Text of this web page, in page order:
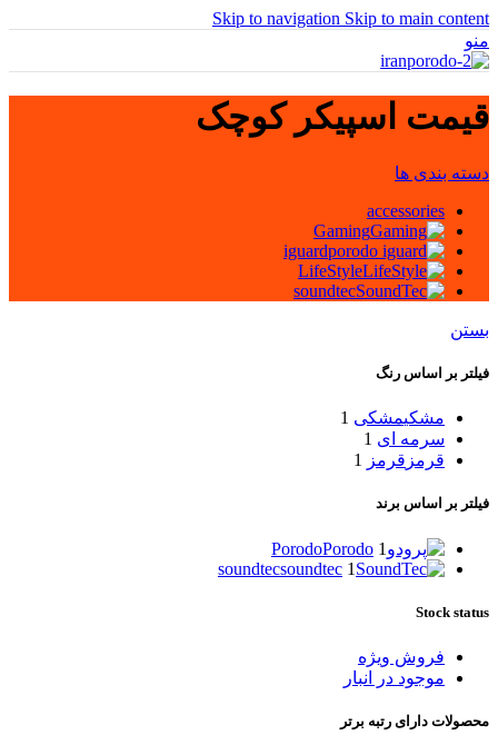
Skip to navigation Skip to main content
منو
قیمت اسپیکر کوچک
دسته بندی ها
accessories
Gaming
iguard
LifeStyle
soundtec
بستن
فیلتر بر اساس رنگ
مشکیمشکی 1
سرمه ای 1
قرمز قرمز 1
فیلتر بر اساس برند
PorodoPorodo 1
soundtecsoundtec 1
Stock status
فروش ویژه
موجود در انبار
محصولات دارای رتبه برتر